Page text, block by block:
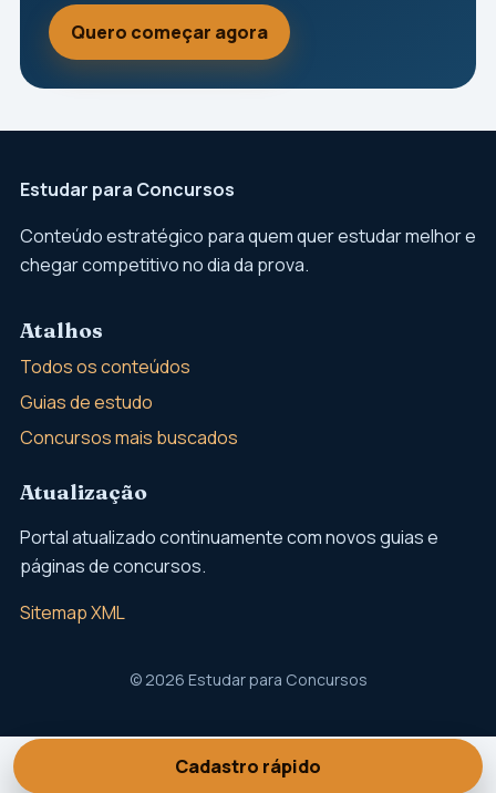
Quero começar agora
Estudar para Concursos
Conteúdo estratégico para quem quer estudar melhor e
chegar competitivo no dia da prova.
Atalhos
Todos os conteúdos
Guias de estudo
Concursos mais buscados
Atualização
Portal atualizado continuamente com novos guias e
páginas de concursos.
Sitemap XML
© 2026 Estudar para Concursos
Cadastro rápido